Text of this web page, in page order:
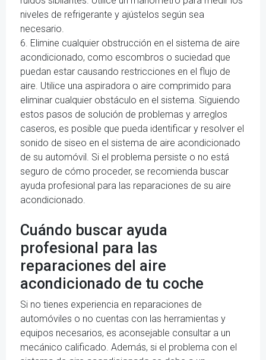
niveles de refrigerante y ajústelos según sea
necesario.
6. Elimine cualquier obstrucción en el sistema de aire
acondicionado, como escombros o suciedad que
puedan estar causando restricciones en el flujo de
aire. Utilice una aspiradora o aire comprimido para
eliminar cualquier obstáculo en el sistema. Siguiendo
estos pasos de solución de problemas y arreglos
caseros, es posible que pueda identificar y resolver el
sonido de siseo en el sistema de aire acondicionado
de su automóvil. Si el problema persiste o no está
seguro de cómo proceder, se recomienda buscar
ayuda profesional para las reparaciones de su aire
acondicionado.
Cuándo buscar ayuda
profesional para las
reparaciones del aire
acondicionado de tu coche
Si no tienes experiencia en reparaciones de
automóviles o no cuentas con las herramientas y
equipos necesarios, es aconsejable consultar a un
mecánico calificado. Además, si el problema con el